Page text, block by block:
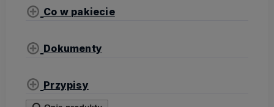
Co w pakiecie
Dokumenty
Przypisy